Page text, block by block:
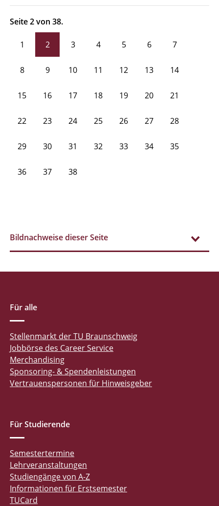
Seite 2 von 38.
1 2 3 4 5 6 7
8 9 10 11 12 13 14
15 16 17 18 19 20 21
22 23 24 25 26 27 28
29 30 31 32 33 34 35
36 37 38
Bildnachweise dieser Seite
Für alle
Stellenmarkt der TU Braunschweig
Jobbörse des Career Service
Merchandising
Sponsoring- & Spendenleistungen
Vertrauenspersonen für Hinweisgeber
Für Studierende
Semestertermine
Lehrveranstaltungen
Studiengänge von A-Z
Informationen für Erstsemester
TUCard